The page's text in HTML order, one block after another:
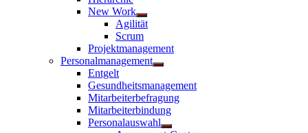
New Work
Untermenü
anzeigen
Agilität
Scrum
Projektmanagement
Personalmanagement
Untermenü
Entgelt
Gesundheitsmanagement
Mitarbeiterbefragung
Mitarbeiterbindung
Personalauswahl
Untermenü